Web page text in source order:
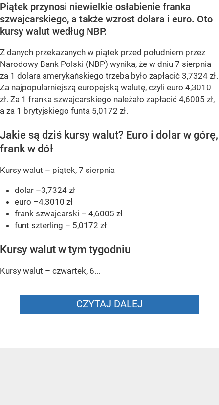
Piątek przynosi niewielkie osłabienie franka
szwajcarskiego, a także wzrost dolara i euro. Oto
kursy walut według NBP.
Z danych przekazanych w piątek przed południem przez
Narodowy Bank Polski (NBP) wynika, że w dniu 7 sierpnia
za 1 dolara amerykańskiego trzeba było zapłacić 3,7324 zł.
Za najpopularniejszą europejską walutę, czyli euro 4,3010
zł. Za 1 franka szwajcarskiego należało zapłacić 4,6005 zł,
a za 1 brytyjskiego funta 5,0172 zł.
Jakie są dziś kursy walut? Euro i dolar w górę,
frank w dół
Kursy walut – piątek, 7 sierpnia
dolar –3,7324 zł
euro –4,3010 zł
frank szwajcarski – 4,6005 zł
funt szterling – 5,0172 zł
Kursy walut w tym tygodniu
Kursy walut – czwartek, 6...
CZYTAJ DALEJ